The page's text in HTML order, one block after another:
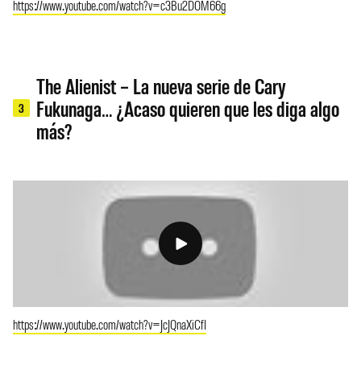
https://www.youtube.com/watch?v=c3Bu2DOM66g
3
The Alienist – La nueva serie de Cary
Fukunaga… ¿Acaso quieren que les diga algo
más?
https://www.youtube.com/watch?v=JcJQnaXiCfI